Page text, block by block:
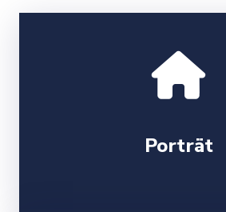
Porträt